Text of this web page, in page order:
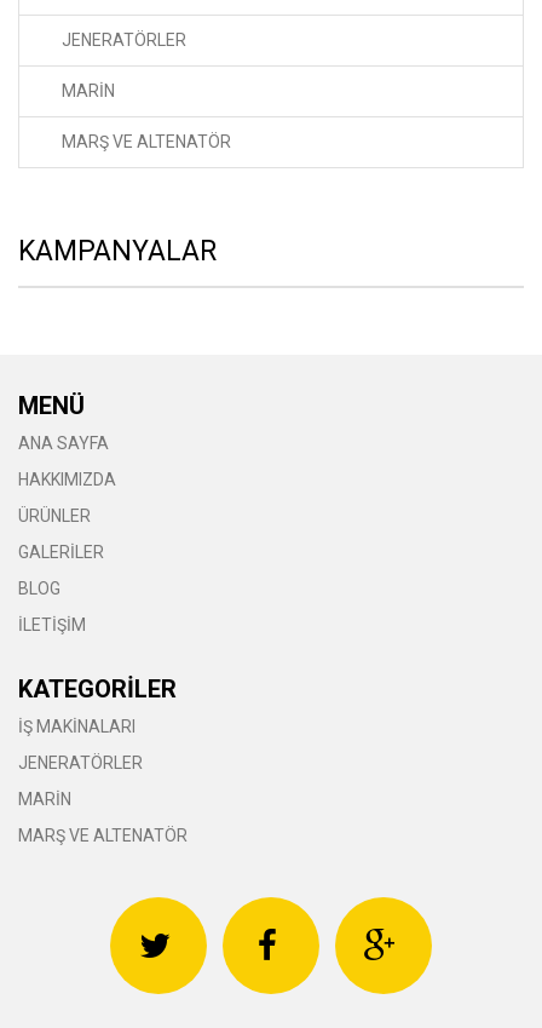
JENERATÖRLER
MARİN
MARŞ VE ALTENATÖR
KAMPANYALAR
MENÜ
ANA SAYFA
HAKKIMIZDA
ÜRÜNLER
GALERİLER
BLOG
İLETİŞİM
KATEGORİLER
İŞ MAKİNALARI
JENERATÖRLER
MARİN
MARŞ VE ALTENATÖR